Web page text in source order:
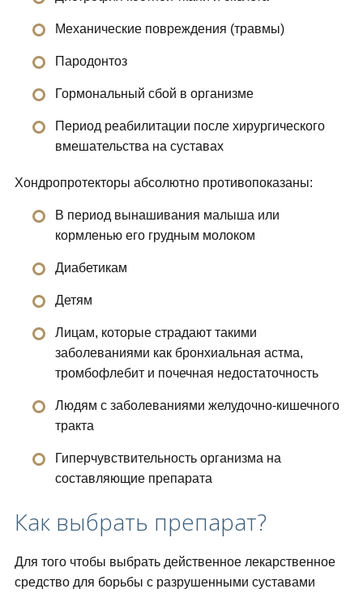
Механические повреждения (травмы)
Пародонтоз
Гормональный сбой в организме
Период реабилитации после хирургического
вмешательства на суставах
Хондропротекторы абсолютно противопоказаны:
В период вынашивания малыша или
кормленью его грудным молоком
Диабетикам
Детям
Лицам, которые страдают такими
заболеваниями как бронхиальная астма,
тромбофлебит и почечная недостаточность
Людям с заболеваниями желудочно-кишечного
тракта
Гиперчувствительность организма на
составляющие препарата
Как выбрать препарат?
Для того чтобы выбрать действенное лекарственное
средство для борьбы с разрушенными суставами